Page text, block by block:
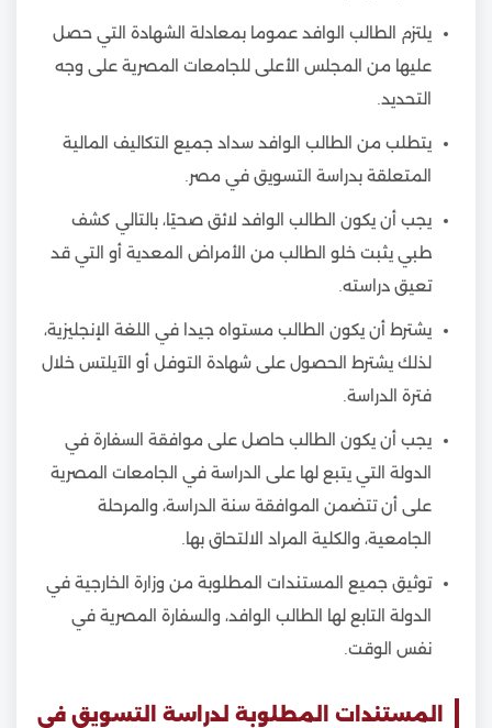
يلتزم الطالب الوافد عموما بمعادلة الشهادة التي حصل
عليها من المجلس الأعلى للجامعات المصرية على وجه
التحديد.
يتطلب من الطالب الوافد سداد جميع التكاليف المالية
المتعلقة بدراسة التسويق في مصر.
يجب أن يكون الطالب الوافد لائق صحيًا، بالتالي كشف
طبي يثبت خلو الطالب من الأمراض المعدية أو التي قد
تعيق دراسته.
يشترط أن يكون الطالب مستواه جيدا في اللغة الإنجليزية،
لذلك يشترط الحصول على شهادة التوفل أو الآيلتس خلال
فترة الدراسة.
يجب أن يكون الطالب حاصل على موافقة السفارة في
الدولة التي يتبع لها على الدراسة في الجامعات المصرية
على أن تتضمن الموافقة سنة الدراسة، والمرحلة
الجامعية، والكلية المراد الالتحاق بها.
توثيق جميع المستندات المطلوبة من وزارة الخارجية في
الدولة التابع لها الطالب الوافد، والسفارة المصرية في
نفس الوقت.
المستندات المطلوبة لدراسة التسويق في